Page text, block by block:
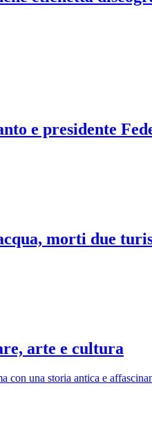
e presidente
morti due
arte e cultura
con una storia antica e